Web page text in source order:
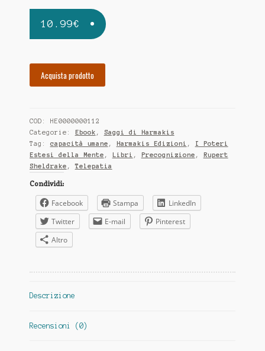
Con la Gioconda e Leonardo sulla Via di Dante
IL VANGELO DI FILIPPO
FASTBOOK
IL GIARDINO DEI LIBRI
MACROLIBRARSI
Piemonte - Liguria - Valle D’Aosta
SICILIA
10.99€
Acquista prodotto
COD: HE0000000112
Categorie: Ebook , Saggi di Harmakis
Tag: capacità umane , Harmakis Edizioni ,
I Poteri
Estesi della Mente , Libri , Precognizione , Rupert
Sheldrake ,Telepatia
Condividi:
Facebook Stampa
LinkedIn
Twitter
E-mail
Pinterest
Altro
Descrizione
Recensioni (0)